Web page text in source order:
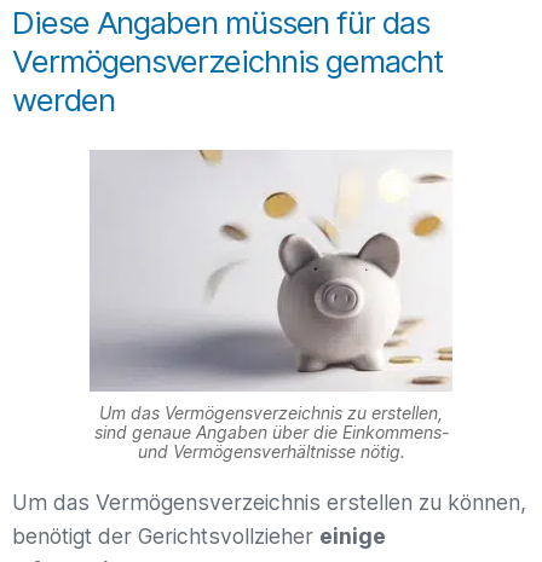
Diese Angaben müssen für das
Vermögensverzeichnis gemacht
werden
Um das Vermögensverzeichnis zu erstellen,
sind genaue Angaben über die Einkommens-
und Vermögensverhältnisse nötig.
Um das Vermögensverzeichnis erstellen zu können,
benötigt der Gerichtsvollzieher einige